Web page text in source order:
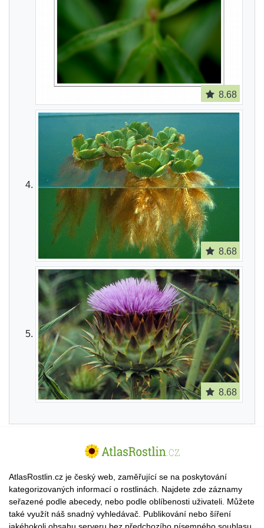
8.68
8.68
8.68
AtlasRostlin.cz je český web, zaměřující se na poskytování
kategorizovaných informací o rostlinách. Najdete zde záznamy
seřazené podle abecedy, nebo podle oblíbenosti uživateli. Můžete
také využít náš snadný vyhledávač. Publikování nebo šíření